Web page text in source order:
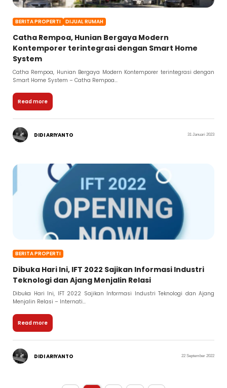
BERITA PROPERTI DIJUAL RUMAH
Catha Rempoa, Hunian Bergaya Modern
Kontemporer terintegrasi dengan Smart Home
System
Catha Rempoa, Hunian Bergaya Modern Kontemporer terintegrasi dengan
Smart Home System – Catha Rempoa...
Read more
DIDI ARIYANTO 31 Januari 2023
BERITA PROPERTI
Dibuka Hari Ini, IFT 2022 Sajikan Informasi Industri
Teknologi dan Ajang Menjalin Relasi
Dibuka Hari Ini, IFT 2022 Sajikan Informasi Industri Teknologi dan Ajang
Menjalin Relasi – Internati...
Read more
DIDI ARIYANTO 22 September 2022